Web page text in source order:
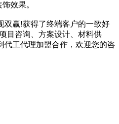
效果。
双赢!获得了终端客户的一致好
目咨询、方案设计、材料供
代工代理加盟合作，欢迎您的咨